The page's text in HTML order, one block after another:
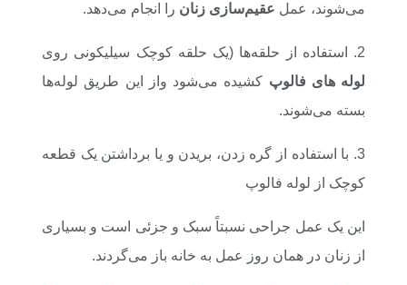
می‌شوند، عمل عقیم‌سازی زنان را انجام می‌دهد.
2. استفاده از حلقه‌ها (یک حلقه کوچک سیلیکونی روی
لوله‌ های فالوپ کشیده می‌شود واز این طریق لوله‌ها
بسته می‌شوند.
3. با استفاده از گره زدن، بریدن و یا برداشتن یک قطعه
کوچک از لوله فالوپ
این یک عمل جراحی نسبتاً سبک و جزئی است و بسیاری
از زنان در همان روز عمل به خانه باز می‌گردند.